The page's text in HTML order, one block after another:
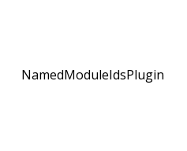
NamedModuleIdsPlugin